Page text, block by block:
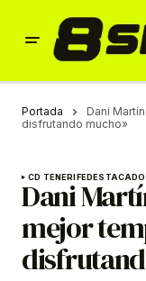
Portada
Dani
disfrutando mucho»
CD TENERIFE
Dani
mejor